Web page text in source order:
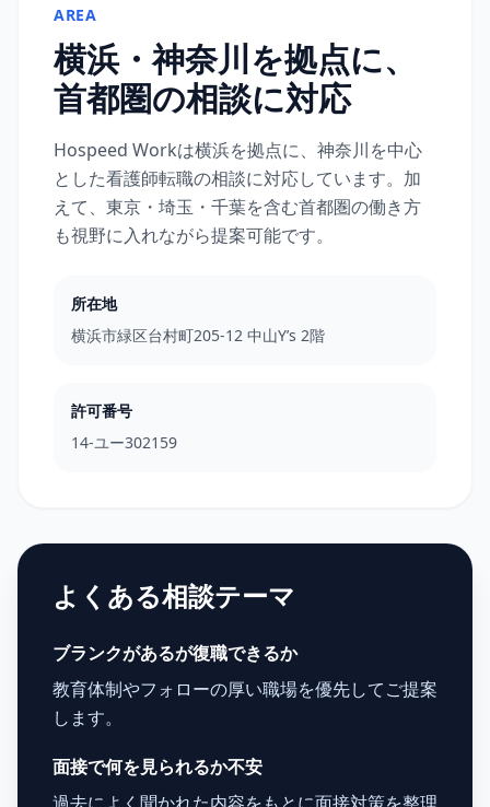
AREA
横浜・神奈川を拠点に、
首都圏の相談に対応
Hospeed Workは横浜を拠点に、神奈川を中心
とした看護師転職の相談に対応しています。加
えて、東京・埼玉・千葉を含む首都圏の働き方
も視野に入れながら提案可能です。
所在地
横浜市緑区台村町205-12 中山Y’s 2階
許可番号
14-ユー302159
よくある相談テーマ
ブランクがあるが復職できるか
教育体制やフォローの厚い職場を優先してご提案
します。
面接で何を見られるか不安